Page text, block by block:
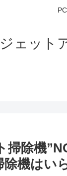
ェット
掃除機
機はい